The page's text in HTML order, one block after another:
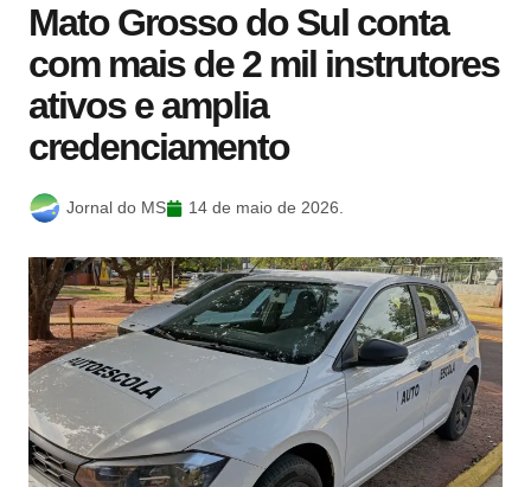
Mato Grosso do Sul conta
com mais de 2 mil instrutores
ativos e amplia
credenciamento
Jornal do MS 14 de maio de 2026.